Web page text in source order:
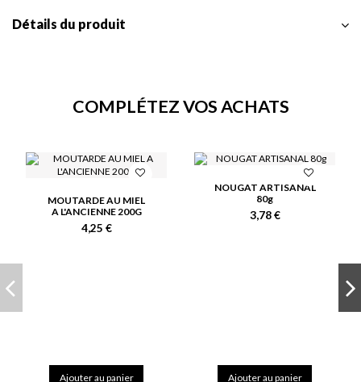
Détails du produit
COMPLÉTEZ VOS ACHATS
MOUTARDE AU MIEL
A L'ANCIENNE 200G
4,25 €
Ajouter au panier
NOUGAT ARTISANAL
80g
3,78 €
Ajouter au panier